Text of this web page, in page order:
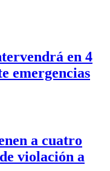
en 4
emergencias
a cuatro
violación a